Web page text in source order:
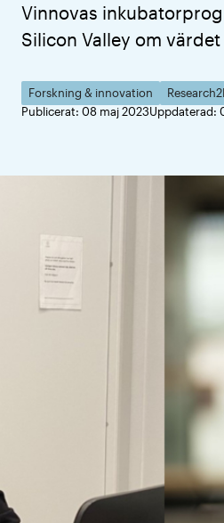
Vinnovas
Silicon Valley om
Forskning & innovation
Publicerat: 08 maj 2023Uppdaterad:
Genom 100-listan
forskning som har
underlätta för företag och
varandra för samverkan
och just nyttiggörande av